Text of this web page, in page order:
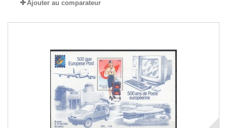
Ajouter au comparateur